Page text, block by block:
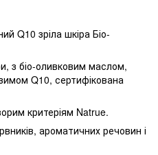
Q10 зріла шкіра Біо-
з біо-оливковим маслом,
Q10, сертифікована
критеріям Natrue.
ароматичних речовин і